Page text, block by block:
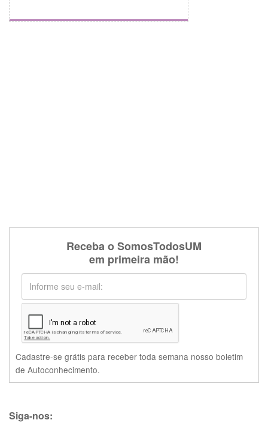
Receba o SomosTodosUM
em primeira mão!
Cadastre-se grátis para receber toda semana nosso boletim
de Autoconhecimento.
Siga-nos: